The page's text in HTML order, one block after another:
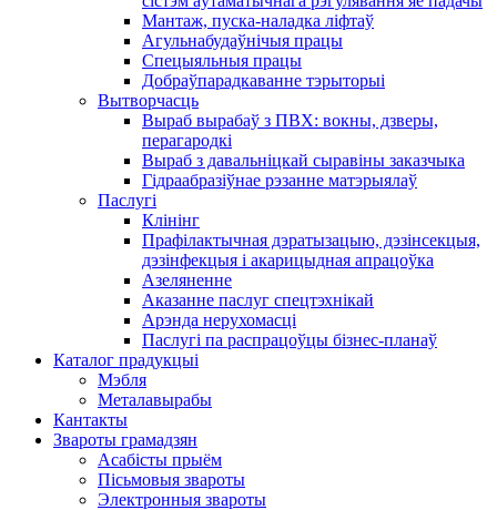
Мантаж, пуска-наладка ліфтаў
Агульнабудаўнічыя працы
Спецыяльныя працы
Добраўпарадкаванне тэрыторыі
Вытворчасць
Выраб вырабаў з ПВХ: вокны, дзверы,
перагародкі
Выраб з давальніцкай сыравіны заказчыка
Гідраабразіўнае рэзанне матэрыялаў
Паслугі
Клінінг
Прафілактычная дэратызацыю, дэзiнсекцыя,
дэзінфекцыя і акарицыдная апрацоўка
Азеляненне
Аказанне паслуг спецтэхнікай
Арэнда нерухомасці
Паслугі па распрацоўцы бізнес-планаў
Каталог прадукцыі
Мэбля
Металавырабы
Кантакты
Звароты грамадзян
Асабісты прыём
Пісьмовыя звароты
Электронныя звароты